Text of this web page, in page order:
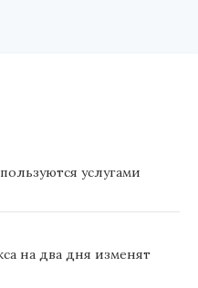
услугами
на два дня изменят